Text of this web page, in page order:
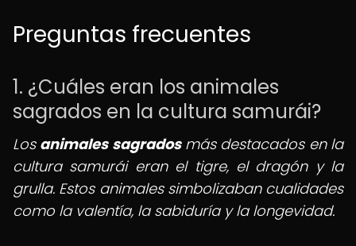
Preguntas frecuentes
1. ¿Cuáles eran los animales
sagrados en la cultura samurái?
Los animales sagradosmás destacados en la
cultura samurái eran el tigre, el dragón y la
grulla. Estos animales simbolizaban cualidades
como la valentía, la sabiduría y la longevidad.